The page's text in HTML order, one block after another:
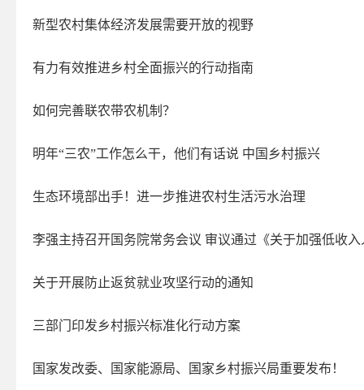
扶贫项目资金
公共资源配置
国资国企
社会信用体系
应急管理
涉农补贴
公共文化体育
市场监管
政策解读
新型农村集体经济发展需要开放的视野
有力有效推进乡村全面振兴的行动指南
如何完善联农带农机制？
明年“三农”工作怎么干，他们有话说 中国乡村振兴
生态环境部出手！进一步推进农村生活污水治理
李强主持召开国务院常务会议 审议通过《关于加强低收
关于开展防止返贫就业攻坚行动的通知
三部门印发乡村振兴标准化行动方案
国家发改委、国家能源局、国家乡村振兴局重要发布！